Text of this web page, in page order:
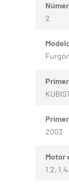
2
2003
Motor
1.2,